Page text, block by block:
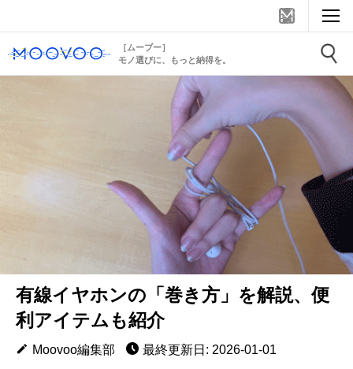
［ムーブー］
モノ選びに、もっと納得を。
有線イヤホンの「巻き方」を解説、便
利アイテムも紹介
Moovoo編集部
最終更新日: 2026-01-01